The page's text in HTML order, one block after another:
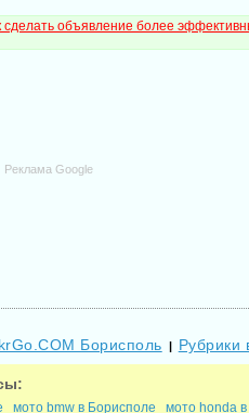
сделать объявление более
Реклама Google
Борисполь | Рубрики
мото bmw в Борисполе мото honda